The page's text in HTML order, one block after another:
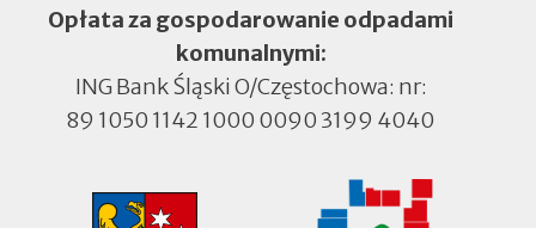
Opłata za gospodarowanie odpadami
komunalnymi:
ING Bank Śląski O/Częstochowa: nr:
89 1050 1142 1000 0090 3199 4040